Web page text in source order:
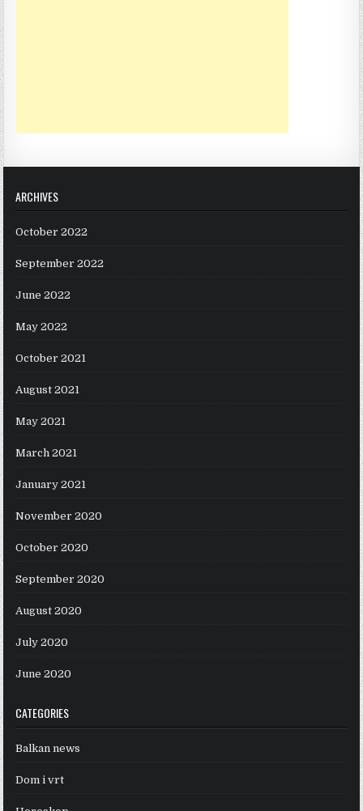
ARCHIVES
October 2022
September 2022
June 2022
May 2022
October 2021
August 2021
May 2021
March 2021
January 2021
November 2020
October 2020
September 2020
August 2020
July 2020
June 2020
CATEGORIES
Balkan news
Dom i vrt